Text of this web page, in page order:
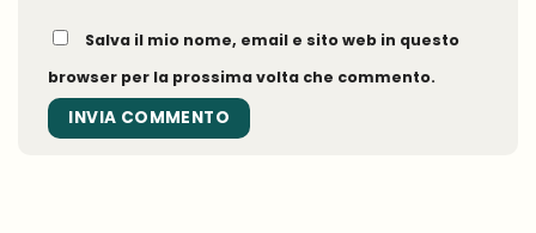
Salva il mio nome, email e sito web in questo
browser per la prossima volta che commento.